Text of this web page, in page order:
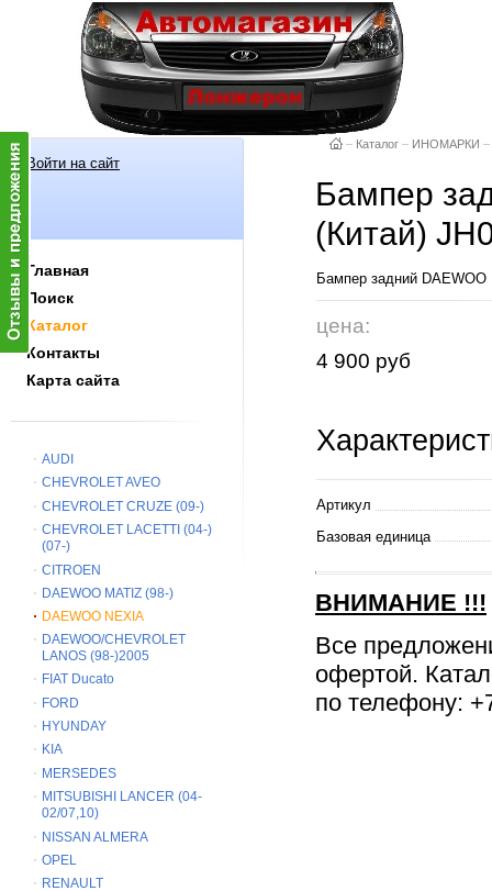
Войти на сайт
Главная
Поиск
Каталог
Контакты
Карта сайта
AUDI
CHEVROLET AVEO
CHEVROLET CRUZE (09-)
CHEVROLET LACETTI (04-)
(07-)
CITROEN
DAEWOO MATIZ (98-)
DAEWOO NEXIA
DAEWOO/CHEVROLET
LANOS (98-)2005
FIAT Ducato
FORD
HYUNDAY
KIA
MERSEDES
MITSUBISHI LANCER (04-
02/07,10)
NISSAN ALMERA
OPEL
RENAULT
– Каталог – ИНОМАРКИ –
Бампер
(Китай)
Бампер задний
цена:
4 900 руб
Артикул
Базовая единица
ВНИМАНИЕ !!!
Все
офертой.
по телефону: